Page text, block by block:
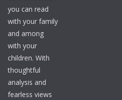
you can read
with your family
and among
with your
children. With
thoughtful
analysis and
fearless views